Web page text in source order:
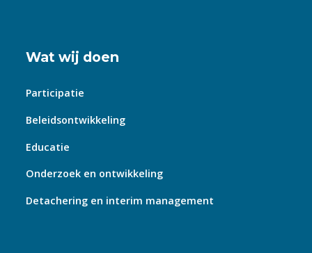
Wat wij doen
Participatie
Beleidsontwikkeling
Educatie
Onderzoek en ontwikkeling
Detachering en interim management